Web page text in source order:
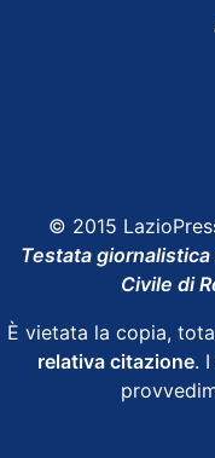
© 2015
Testata
Civile di
È vietata la copia,
relativa citazione.